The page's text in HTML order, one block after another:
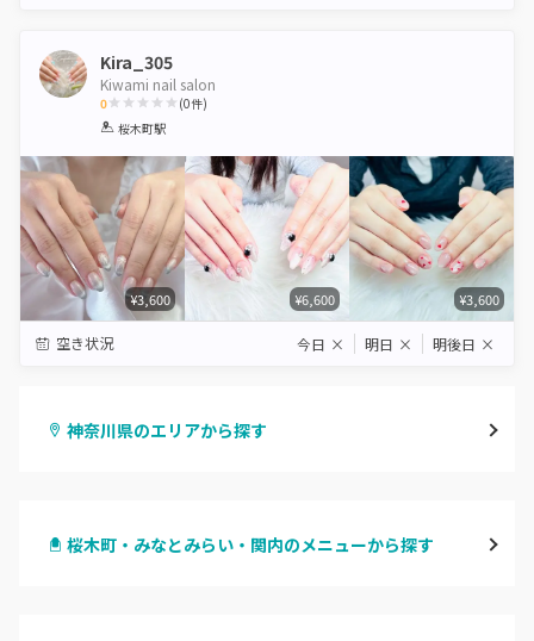
Kira_305
Kiwami nail salon
0
1 2 3 4 5
(0件)
桜木町駅
¥3,600 ¥6,600 ¥3,600
空き状況 今日 × 明日 × 明後日 ×
神奈川県のエリアから探す
川崎
桜木町・みなとみらい・関内のメニューから探す